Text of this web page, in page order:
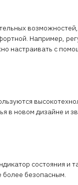
Например,
настраивать с
в новом дизайне и
состояния и
более безопасным.